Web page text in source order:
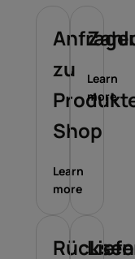
zu
Shop
Learn
more
Learn
more